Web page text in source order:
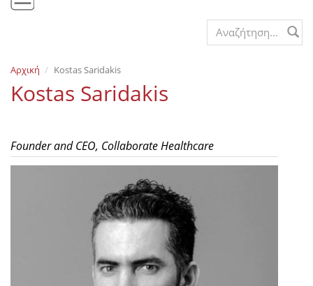
Εκδόσεις
Ενημέρωση
Search form
Αρχική Kostas Saridakis
Kostas Saridakis
Founder and CEO, Collaborate Healthcare